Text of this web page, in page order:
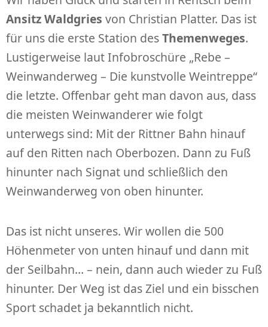
Ansitz Waldgries von Christian Platter. Das ist
für uns die erste Station desThemenweges.
Lustigerweise laut Infobroschüre „Rebe –
Weinwanderweg – Die kunstvolle Weintreppe“
die letzte. Offenbar geht man davon aus, dass
die meisten Weinwanderer wie folgt
unterwegs sind: Mit der Rittner Bahn hinauf
auf den Ritten nach Oberbozen. Dann zu Fuß
hinunter nach Signat und schließlich den
Weinwanderweg von oben hinunter.
Das ist nicht unseres. Wir wollen die 500
Höhenmeter von unten hinauf und dann mit
der Seilbahn… – nein, dann auch wieder zu Fuß
hinunter. Der Weg ist das Ziel und ein bisschen
Sport schadet ja bekanntlich nicht.